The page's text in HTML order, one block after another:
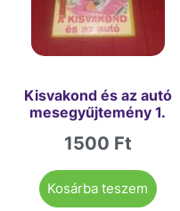
Kisvakond és az autó
mesegyűjtemény 1.
1500 Ft
Kosárba teszem